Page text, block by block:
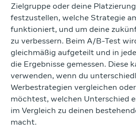
Zielgruppe oder deine
festzustellen, welche Strategie
funktioniert, und um deine
zu verbessern. Beim A/B-Test
gleichmäßig aufgeteilt und in
die Ergebnisse gemessen. Diese
verwenden, wenn du
Werbestrategien vergleichen
möchtest, welchen Unterschied
im Vergleich zu deinen
macht.